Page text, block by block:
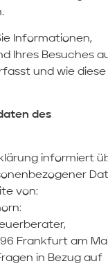
Informationen,
Ihres Besuches
und wie diese
des
informiert
von:
Frankfurt am
in Bezug auf